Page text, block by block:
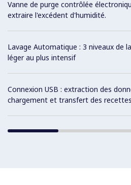
Vanne de purge contrôlée
extraire l'excédent d'humidité.
Lavage Automatique : 3 niveaux de
léger au plus intensif
Connexion USB : extraction des
chargement et transfert des